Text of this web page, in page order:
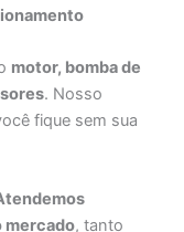
motor, bomba de
. Nosso
fique sem sua
mercado, tanto